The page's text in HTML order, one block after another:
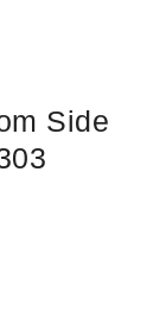
Side